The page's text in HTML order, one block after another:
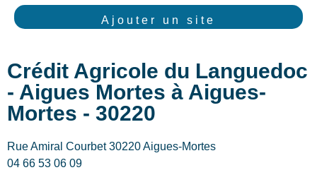
Ajouter un site
Crédit Agricole du Languedoc
- Aigues Mortes à Aigues-
Mortes - 30220
Rue Amiral Courbet 30220 Aigues-Mortes
04 66 53 06 09